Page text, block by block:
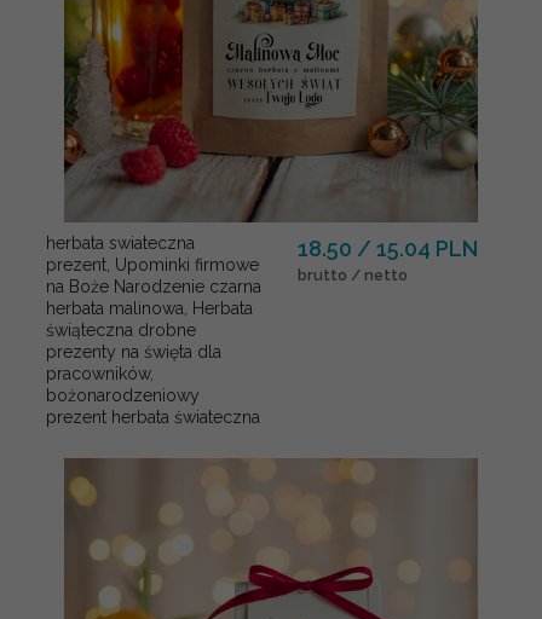
herbata swiateczna
prezent, Upominki firmowe
na Boże Narodzenie czarna
herbata malinowa, Herbata
świąteczna drobne
prezenty na święta dla
pracowników,
bożonarodzeniowy
prezent herbata świateczna
18.50 / 15.04 PLN
brutto / netto